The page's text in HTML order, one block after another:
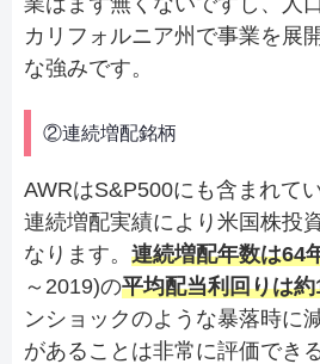
カリフォルニア州で事業を展
な強みです。
②連続増配銘柄
AWRはS&P500にも含まれて
連続増配実績により米国株投
なります。 連続増配年数は64
～2019)の平均配当利回りは
ンショックのような暴落時に
があることは非常に評価でき